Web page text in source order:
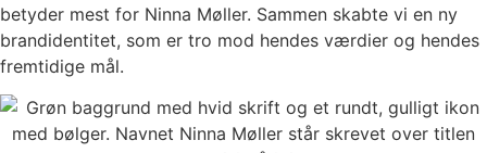
betyder mest for Ninna Møller. Sammen skabte vi en ny
brandidentitet, som er tro mod hendes værdier og hendes
fremtidige mål.